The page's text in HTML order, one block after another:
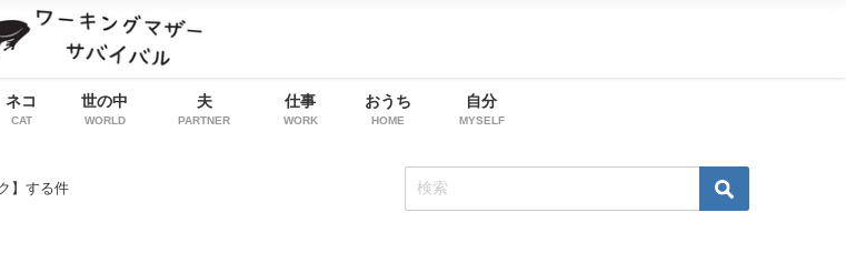
ネコ
CAT
世の中
WORLD
夫
PARTNER
仕事
WORK
おうち
HOME
自分
MYSELF
】する件